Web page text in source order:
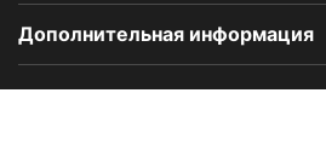
Дополнительная информация